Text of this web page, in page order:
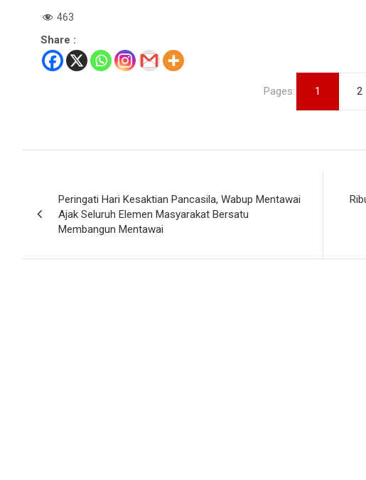
463
Share :
Pages: 1 2
pos
Peringati Hari Kesaktian Pancasila, Wabup Mentawai
Ajak Seluruh Elemen Masyarakat Bersatu
Membangun Mentawai